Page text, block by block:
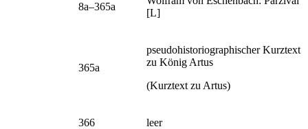
8a–365a
[L]‌
365a
pseudohistoriographischer Kurztext
zu König Artus
(Kurztext zu Artus)
366 leer